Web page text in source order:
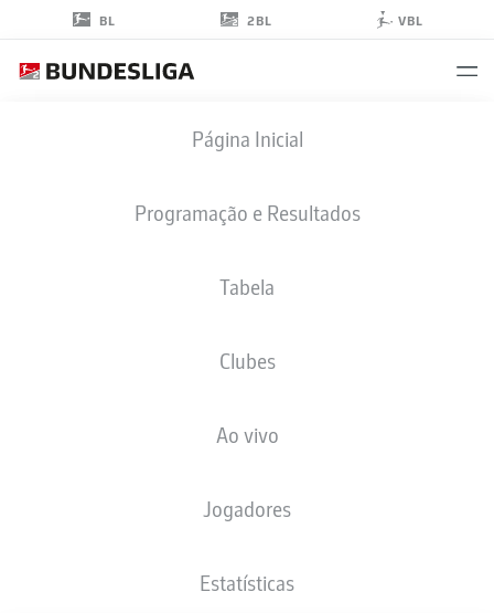
BL 2BL VBL
Página Inicial
Programação e Resultados
Tabela
Clubes
Ao vivo
Jogadores
Estatísticas